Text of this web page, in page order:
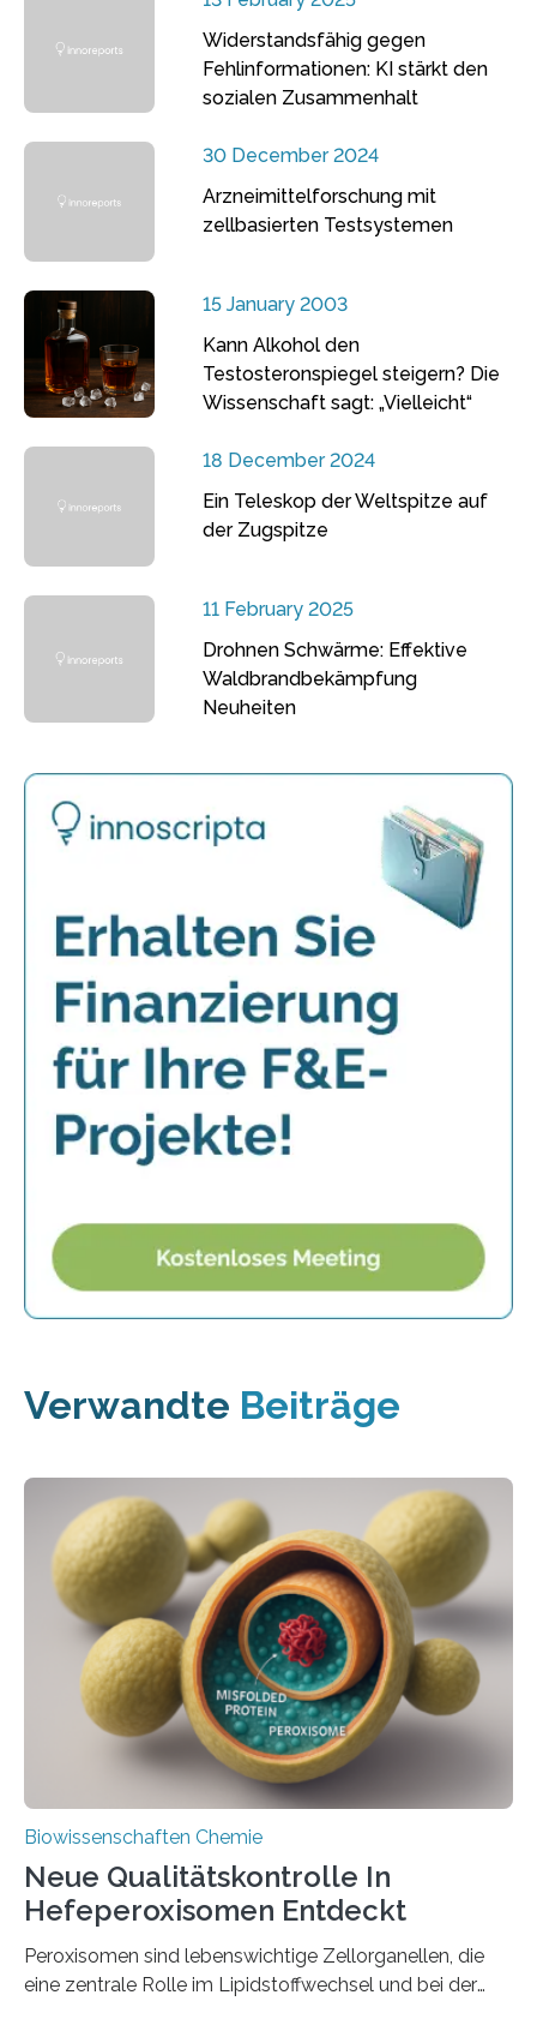
Widerstandsfähig gegen
Fehlinformationen: KI stärkt den
sozialen Zusammenhalt
30 December 2024
Arzneimittelforschung mit
zellbasierten Testsystemen
15 January 2003
Kann Alkohol den
Testosteronspiegel steigern? Die
Wissenschaft sagt: „Vielleicht“
18 December 2024
Ein Teleskop der Weltspitze auf
der Zugspitze
11 February 2025
Drohnen Schwärme: Effektive
Waldbrandbekämpfung
Neuheiten
Verwandte Beiträge
Biowissenschaften Chemie
Neue Qualitätskontrolle In
Hefeperoxisomen Entdeckt
Peroxisomen sind lebenswichtige Zellorganellen, die
eine zentrale Rolle im Lipidstoffwechsel und bei der